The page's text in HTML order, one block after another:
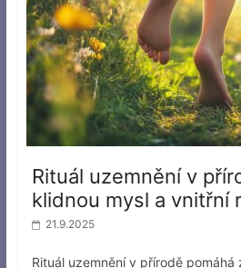
Rituál uzemnění v
klidnou mysl a vnitřní
21.9.2025
Rituál uzemnění v přírodě